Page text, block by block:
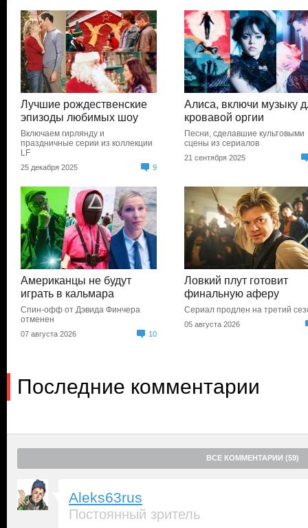
Лучшие рождественские
эпизоды любимых шоу
Включаем гирлянду и
праздничные серии из коллекции
LF
25 декабря 2025 9
Алиса, включи музыку
кровавой оргии
Песни, сделавшие культовыми
сцены из сериалов
21 сентября 2025
Американцы не будут
играть в кальмара
Спин-офф от Дэвида Финчера
отменен
07 августа 2026 10
Ловкий плут готовит
финальную аферу
Сериал продлен на третий
05 августа 2026
Последние комментарии
ВСЕ КОММЕНТАРИИ (59)
Aleks63rus
Постоянный зритель